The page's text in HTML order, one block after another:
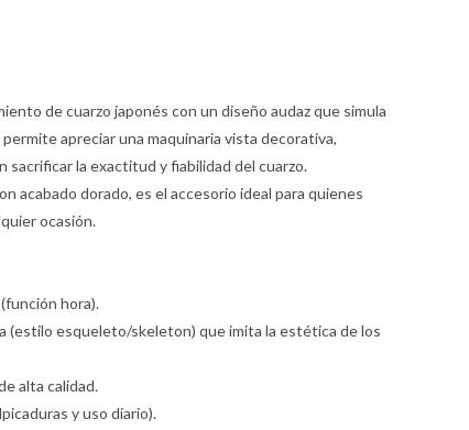
de cuarzo japonés con un diseño audaz que simula
apreciar una maquinaria vista decorativa,
la exactitud y fiabilidad del cuarzo.
acabado dorado, es el accesorio ideal para quienes
ocasión.
hora).
(estilo esqueleto/skeleton) que imita la estética de los
alta calidad.
y uso diario).